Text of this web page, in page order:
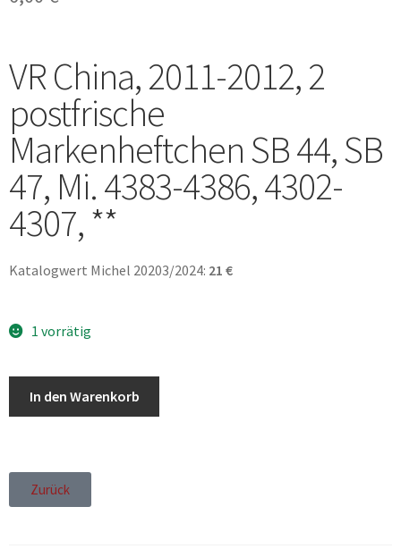
VR China, 2011-2012, 2
postfrische
Markenheftchen SB 44, SB
47, Mi. 4383-4386, 4302-
4307, **
Katalogwert Michel 20203/2024: 21 €
1 vorrätig
In den Warenkorb
Zurück